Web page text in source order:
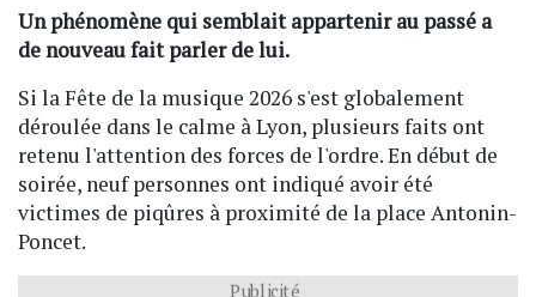
Un phénomène qui semblait appartenir au passé a
de nouveau fait parler de lui.
Si la Fête de la musique 2026 s'est globalement
déroulée dans le calme à Lyon, plusieurs faits ont
retenu l'attention des forces de l'ordre. En début de
soirée, neuf personnes ont indiqué avoir été
victimes de piqûres à proximité de la place Antonin-
Poncet.
Publicité